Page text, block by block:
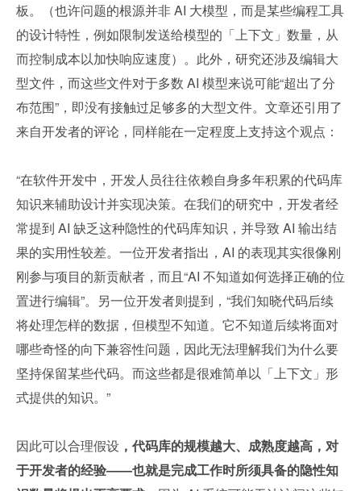
板。（也许问题的根源并非 AI 大模型，而是某些编程工具
的设计特性，例如限制发送给模型的「上下文」数量，从
而控制成本以加快响应速度）。此外，研究还涉及编辑大
型文件，而这些文件对于多数 AI 模型来说可能“超出了分
布范围”，即没有接触过足够多的大型文件。文章还引用了
来自开发者的评论，同样能在一定程度上支持这个观点：
“在软件开发中，开发人员往往依赖自身多年积累的代码库
知识来辅助设计并实现决策。在我们的研究中，开发者经
常提到 AI 缺乏这种隐性的代码库知识，并导致 AI 输出结
果的实用性较差。一位开发者指出，AI 的表现其实很像刚
刚参与项目的新贡献者，而且“AI 不知道如何选择正确的位
置进行编辑”。另一位开发者则提到，“我们知晓代码后续
将处理怎样的数据，但模型不知道。它不知道后续将面对
哪些奇怪的向下兼容性问题，因此无法理解我们为什么要
坚持保留某些代码。而这些都是很难简单以「上下文」形
式提供的知识。”
因此可以合理假设 ，代码库的规模越大、成熟度越高，对
于开发者的经验——也就是完成工作时所须具备的隐性知